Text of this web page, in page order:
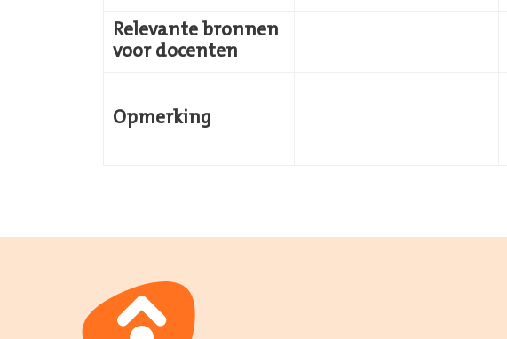
Relevante bronnen
voor docenten
Opmerking